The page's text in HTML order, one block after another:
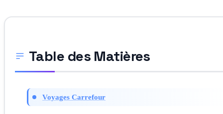
Table des Matières
Voyages Carrefour